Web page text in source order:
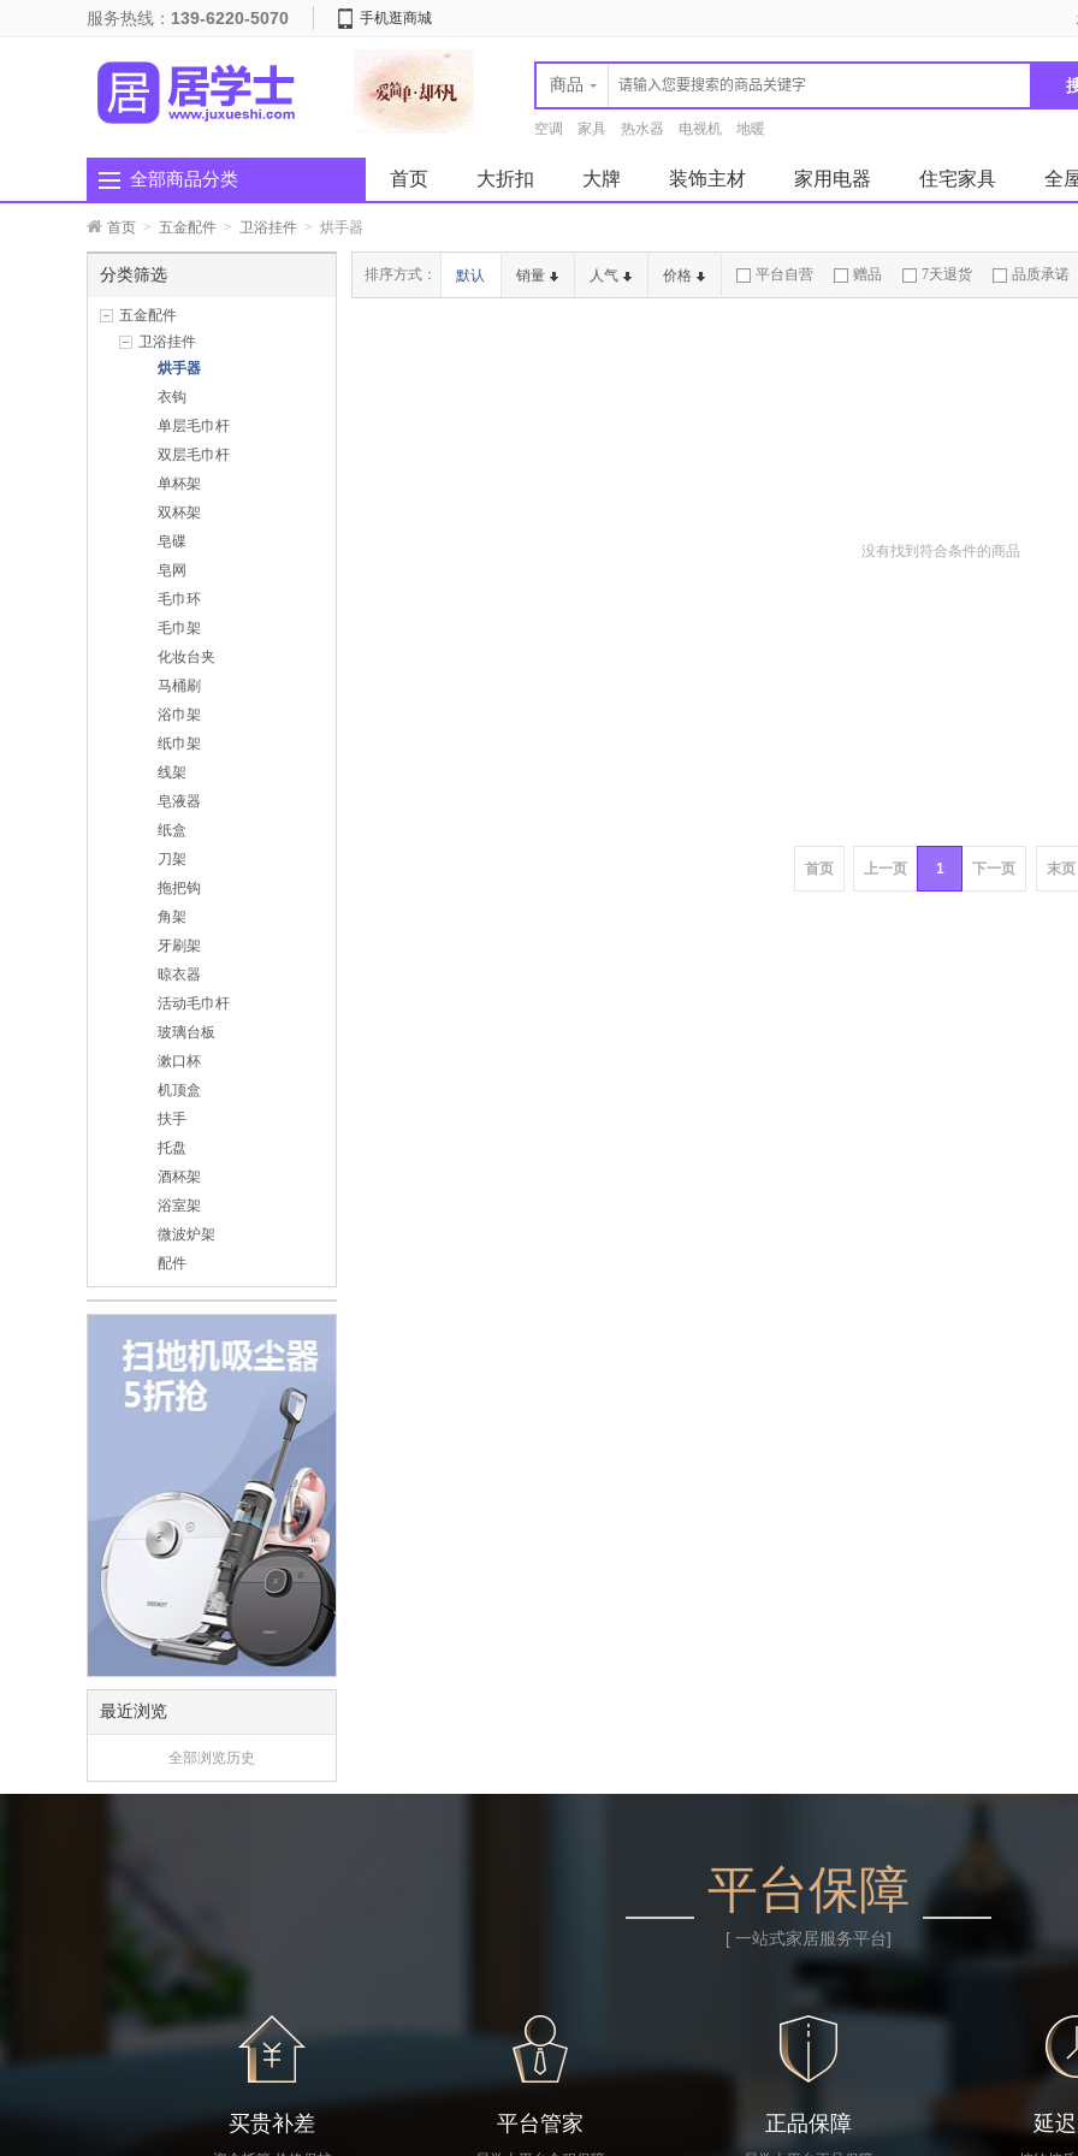
服务热线： 139-6220-5070 手机逛商城
商品
空调 家具 热水器 电视机 地暖
全部商品分类 首页 大折扣 大牌 装饰主材 家用电器 住宅家具 全
首页 > 五金配件 > 卫浴挂件 > 烘手器
分类筛选
五金配件
卫浴挂件
烘手器
衣钩
单层毛巾杆
双层毛巾杆
单杯架
双杯架
皂碟
皂网
毛巾环
毛巾架
化妆台夹
马桶刷
浴巾架
纸巾架
线架
皂液器
纸盒
刀架
拖把钩
角架
牙刷架
晾衣器
活动毛巾杆
玻璃台板
漱口杯
机顶盒
扶手
托盘
酒杯架
浴室架
微波炉架
配件
最近浏览
全部浏览历史
排序方式： 默认 销量 人气 价格 平台自营 赠品 7天退货 品质承诺
没有找到符合条件的商品
首页 上一页 1 下一页 末页
平台保障
[ 一站式家居服务平台]
买贵补差 平台管家 正品保障 延